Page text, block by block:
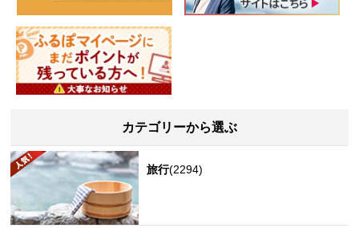
カテゴリーから選ぶ
旅行(2294)